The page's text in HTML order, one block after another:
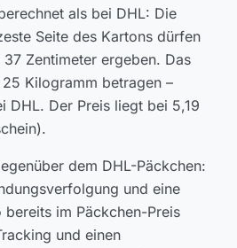
als bei DHL: Die
Seite des Kartons dürfen
Zentimeter ergeben. Das
Kilogramm betragen –
DHL. Der Preis liegt bei 5,19
dem DHL-Päckchen:
und eine
im Päckchen-Preis
und einen